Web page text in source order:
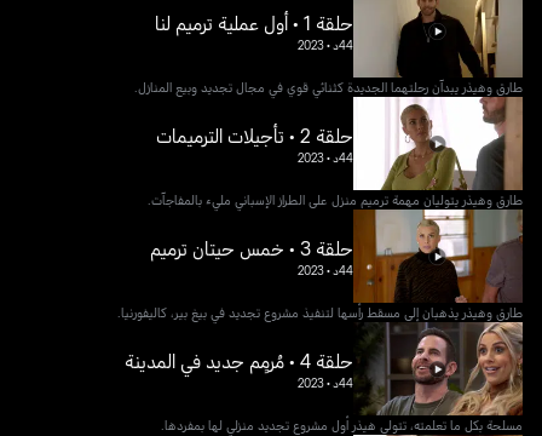
حلقة 1 • أول عملية ترميم لنا
44د •
2023
طارق وهيذر يبدآن رحلتهما الجديدة كثنائي قوي في مجال تجديد وبيع المنازل.
حلقة 2 • تأجيلات الترميمات
44د •
2023
طارق وهيذر يتوليان مهمة ترميم منزل على الطراز الإسباني مليء بالمفاجآت.
حلقة 3 • خمس حيتان ترميم
44د •
2023
طارق وهيذر يذهبان إلى مسقط رأسها لتنفيذ مشروع تجديد في بيغ بير، كاليفورنيا.
حلقة 4 • مُرمٍم جديد في المدينة
44د •
2023
مسلحة بكل ما تعلمته، تتولى هيذر أول مشروع تجديد منزلي لها بمفردها.